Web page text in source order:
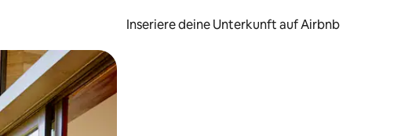
Inseriere deine Unterkunft auf Airbnb